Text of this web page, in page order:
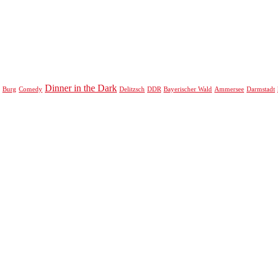
Burg Comedy Dinner in the Dark Delitzsch DDR Bayerischer Wald Ammersee Darmstadt